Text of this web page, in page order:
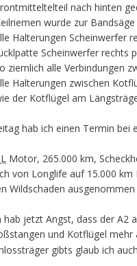
nach hinten
wurde zur
Halterungen Scheinwerfer
Scheinwerfer rechts
ziemlich alle Verbindungen
Halterungen zwischen
der Kotflügel am
hab ich einen Termin
Motor, 265.000 km,
von Longlife auf 15.000 km
Wildschaden
hab jetzt Angst, dass der A2
und Kotflügel mehr
gibts glaub ich